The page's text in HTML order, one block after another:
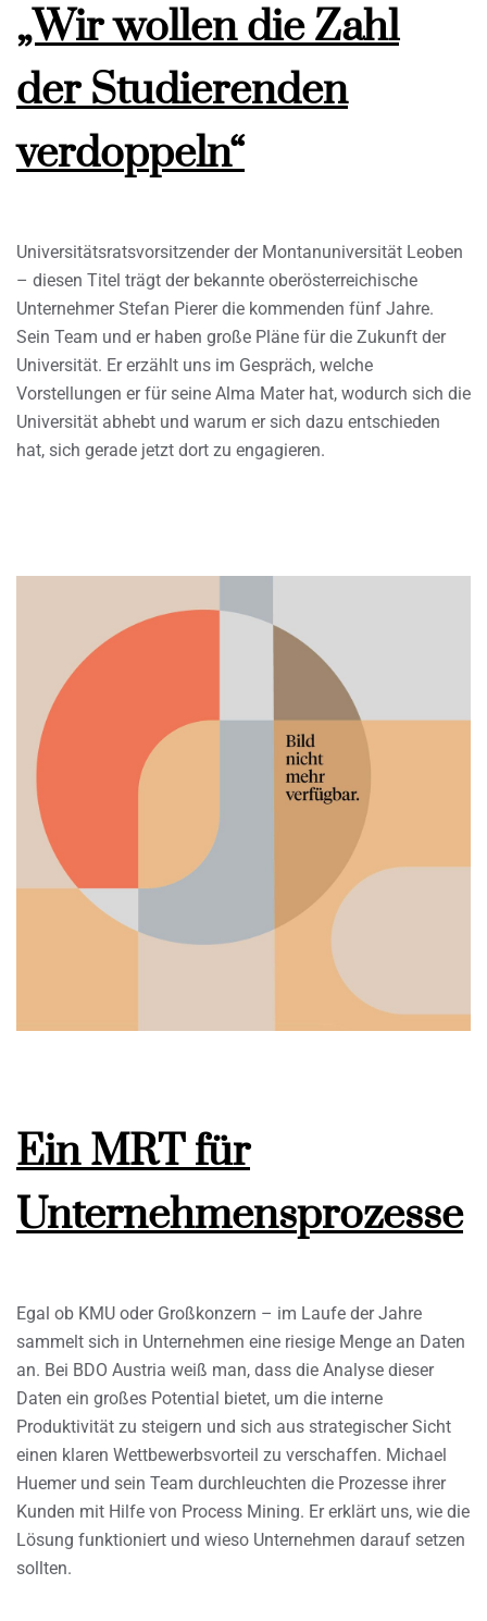
„Wir wollen die Zahl
der Studierenden
verdoppeln“
Universitätsratsvorsitzender der Montanuniversität Leoben
– diesen Titel trägt der bekannte oberösterreichische
Unternehmer Stefan Pierer die kommenden fünf Jahre.
Sein Team und er haben große Pläne für die Zukunft der
Universität. Er erzählt uns im Gespräch, welche
Vorstellungen er für seine Alma Mater hat, wodurch sich die
Universität abhebt und warum er sich dazu entschieden
hat, sich gerade jetzt dort zu engagieren.
Ein MRT für
Unternehmensprozesse
Egal ob KMU oder Großkonzern – im Laufe der Jahre
sammelt sich in Unternehmen eine riesige Menge an Daten
an. Bei BDO Austria weiß man, dass die Analyse dieser
Daten ein großes Potential bietet, um die interne
Produktivität zu steigern und sich aus strategischer Sicht
einen klaren Wettbewerbsvorteil zu verschaffen. Michael
Huemer und sein Team durchleuchten die Prozesse ihrer
Kunden mit Hilfe von Process Mining. Er erklärt uns, wie die
Lösung funktioniert und wieso Unternehmen darauf setzen
sollten.